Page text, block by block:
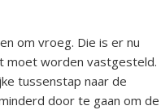
om vroeg. Die is er nu
moet worden vastgesteld.
tussenstap naar de
door te gaan om de